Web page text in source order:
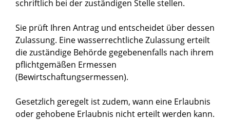
schriftlich bei der zuständigen Stelle stellen.
Sie prüft Ihren Antrag und entscheidet über dessen
Zulassung. Eine wasserrechtliche Zulassung erteilt
die zuständige Behörde gegebenenfalls nach ihrem
pflichtgemäßen Ermessen
(Bewirtschaftungsermessen).
Gesetzlich geregelt ist zudem, wann eine Erlaubnis
oder gehobene Erlaubnis nicht erteilt werden kann.